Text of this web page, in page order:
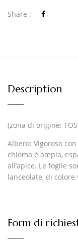
Share :
Description
(zona di origine:
Albero: Vigoroso
chioma è ampia,
all’apice. Le foglie
lanceolate, di colore
Form di